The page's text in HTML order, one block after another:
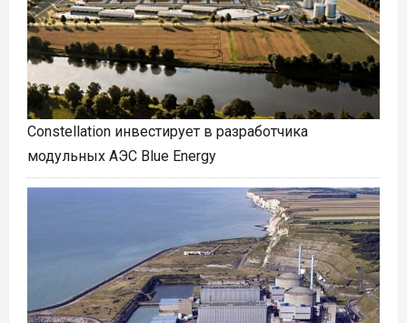
Constellation инвестирует в разработчика
модульных АЭС Blue Energy